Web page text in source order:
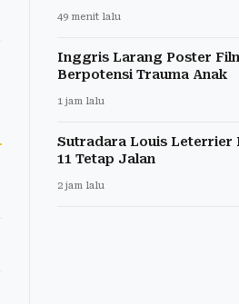
49 menit lalu
Inggris Larang Poster
Berpotensi Trauma Anak
1 jam lalu
Sutradara Louis Leterrier
11 Tetap Jalan
2 jam lalu